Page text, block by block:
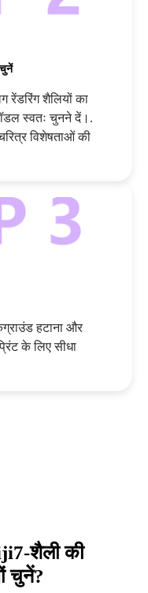
रेंडरिंग शैलियों का
स्वतः चुनने दें।.
विशेषताओं की
हटाना और
के लिए सीधा
शैली की
चुनें?